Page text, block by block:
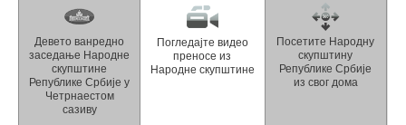
Девето ванредно
заседање Народне
скупштине
Републике Србије у
Четрнаестом
сазиву
Погледајте видео
преносе из
Народне скупштине
Посетите Народну
скупштину
Републике Србије
из свог дома